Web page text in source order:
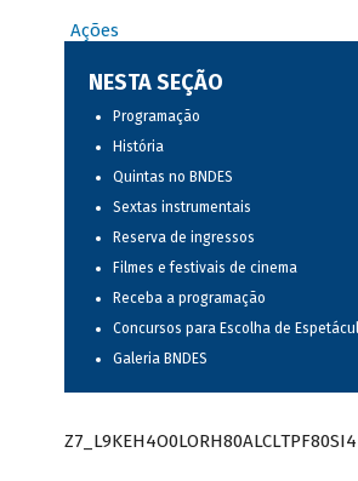
Ações
NESTA SEÇÃO
Programação
História
Quintas no BNDES
Sextas instrumentais
Reserva de ingressos
Filmes e festivais de cinema
Receba a programação
Concursos para Escolha de
Galeria BNDES
Z7_L9KEH4O0LORH80ALCLTPF80SI4